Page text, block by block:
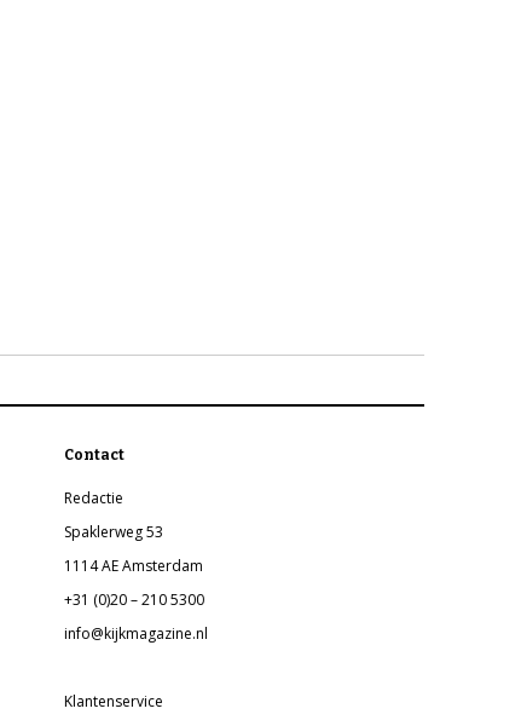
Contact
Redactie
Spaklerweg 53
1114 AE Amsterdam
+31 (0)20 – 210 5300
info@kijkmagazine.nl
Klantenservice